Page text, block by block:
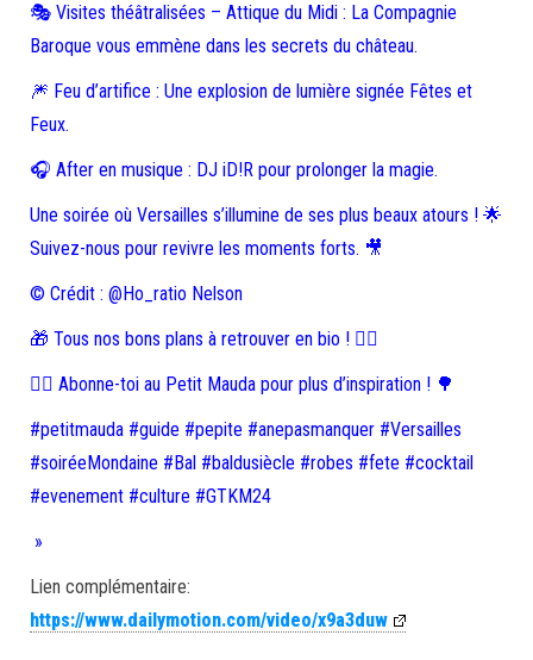
🎭 Visites théâtralisées – Attique du Midi : La Compagnie
Baroque vous emmène dans les secrets du château.
🎆 Feu d’artifice : Une explosion de lumière signée Fêtes et
Feux.
🎧 After en musique : DJ iD!R pour prolonger la magie.
Une soirée où Versailles s’illumine de ses plus beaux atours ! 🌟
Suivez-nous pour revivre les moments forts. 🎥
©️ Crédit : @Ho_ratio Nelson
🎁 Tous nos bons plans à retrouver en bio ! ❤️‍🔥
👉🏻 Abonne-toi au Petit Mauda pour plus d’inspiration ! 🌳
#petitmauda #guide #pepite #anepasmanquer #Versailles
#soiréeMondaine #Bal #baldusiècle #robes #fete #cocktail
#evenement #culture #GTKM24
»
Lien complémentaire:
https://www.dailymotion.com/video/x9a3duw